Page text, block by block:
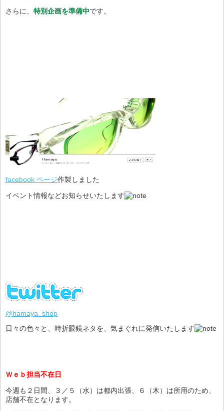
さらに、 特別企画を準備中です。
facebook ページ作製しました
イベント情報などお知らせいたします
@hamaya_shop
日々の色々と、時折眼鏡ネタを、気まぐれに発信いたします
Ｗｅｂ担当不在日
今週も２日間、３／５（水）は都内出張、６（木）は所用のため、
店舗不在となります。